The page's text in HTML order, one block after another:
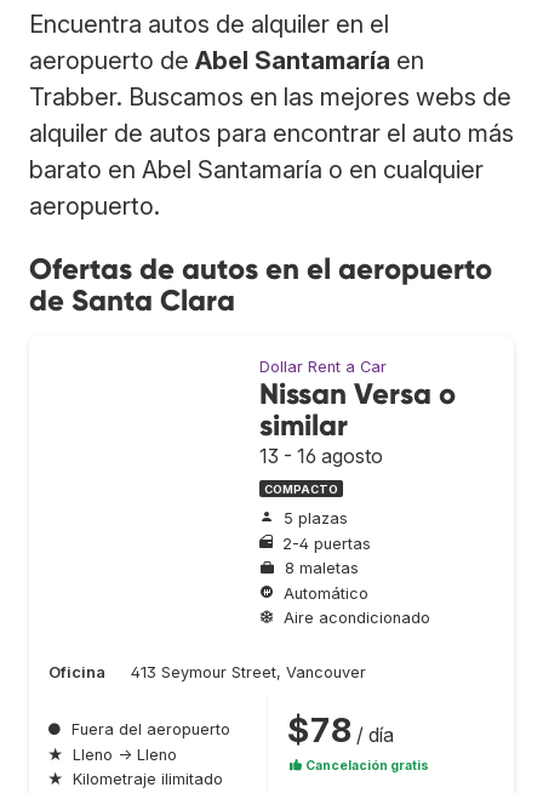
Encuentra autos de alquiler en el
aeropuerto de Abel Santamaría en
Trabber. Buscamos en las mejores webs de
alquiler de autos para encontrar el auto más
barato en Abel Santamaría o en cualquier
aeropuerto.
Ofertas de autos en el aeropuerto
de Santa Clara
Dollar Rent a Car
Nissan Versa o
similar
13 - 16 agosto
COMPACTO
5 plazas
2-4 puertas
8 maletas
Automático
Aire acondicionado
Oficina 413 Seymour Street, Vancouver
● Fuera del aeropuerto
★ Lleno → Lleno
★ Kilometraje ilimitado
$78 / día
Cancelación gratis